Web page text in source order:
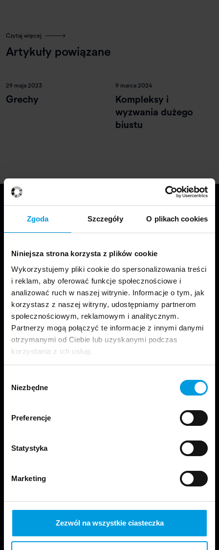
Zgoda Szczegóły O plikach cookies
Niniejsza strona korzysta z plików cookie
Wykorzystujemy pliki cookie do spersonalizowania treści
i reklam, aby oferować funkcje społecznościowe i
analizować ruch w naszej witrynie. Informacje o tym, jak
korzystasz z naszej witryny, udostępniamy partnerom
społecznościowym, reklamowym i analitycznym.
Partnerzy mogą połączyć te informacje z innymi danymi
otrzymanymi od Ciebie lub uzyskanymi podczas
korzystania z ich usług.
zgody
Niezbędne
Preferencje
Statystyka
Marketing
Zezwól na wszystkie ciasteczka
Czytaj więcej
Artykuły powiązane
29 maja 2023
Grechy
9 marca 2024
Kompleksy i
wyzwania dużego
biustu
Jesteśmy częścią Wydziału Projektowania
w Warszawie Uniwersytetu SWPS.
Odwiedź nas
Copyright © 2024 School of Form
ul. Chodakowska 19/31, pokój N222
03-815 Warszawa
biuropro@swps.edu.pl